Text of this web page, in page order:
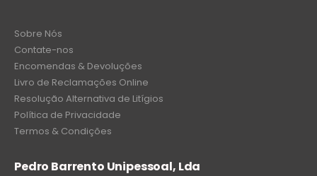
Sobre Nós
Contate-nos
Encomendas & Devoluções
Livro de Reclamações Online
Resolução Alternativa de Litígios
Política de Privacidade
Termos & Condições
Pedro Barrento Unipessoal, Lda